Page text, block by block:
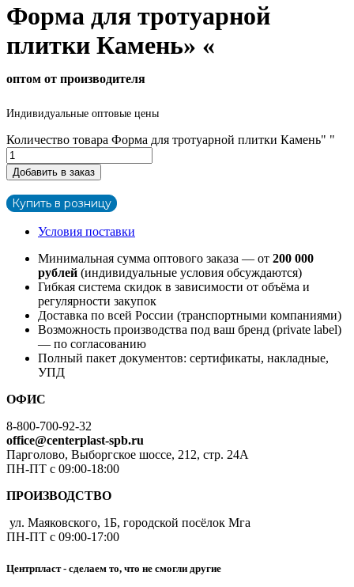
Форма для тротуарной
плитки Камень» «
оптом от производителя
Индивидуальные оптовые цены
Количество товара Форма для тротуарной плитки Камень" "
Добавить в заказ
Купить в розницу
Условия поставки
Минимальная сумма оптового заказа — от 200 000
рублей (индивидуальные условия обсуждаются)
Гибкая система скидок в зависимости от объёма и
регулярности закупок
Доставка по всей России (транспортными компаниями)
Возможность производства под ваш бренд (private label)
— по согласованию
Полный пакет документов: сертификаты, накладные,
УПД
ОФИС
8-800-700-92-32
office@centerplast-spb.ru
Парголово, Выборгское шоссе, 212, стр. 24А
ПН-ПТ с 09:00-18:00
ПРОИЗВОДСТВО
ул. Маяковского, 1Б, городской посёлок Мга
ПН-ПТ с 09:00-17:00
Центрпласт - сделаем то, что не смогли другие